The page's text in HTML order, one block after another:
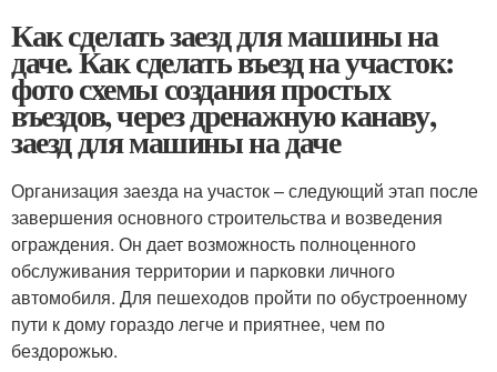
Как сделать заезд для машины на
даче. Как сделать въезд на участок:
фото схемы создания простых
въездов, через дренажную канаву,
заезд для машины на даче
Организация заезда на участок – следующий этап после
завершения основного строительства и возведения
ограждения. Он дает возможность полноценного
обслуживания территории и парковки личного
автомобиля. Для пешеходов пройти по обустроенному
пути к дому гораздо легче и приятнее, чем по
бездорожью.